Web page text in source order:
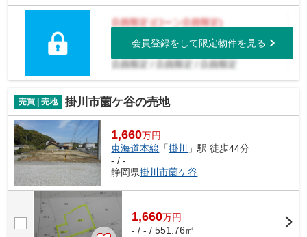
会員登録をして限定物件を見る
売買 | 売地 掛川市薗ケ谷の売地
1,660万円
東海道本線 「掛川 」駅 徒歩44分
- / -
静岡県掛川市薗ケ谷
1,660万円
- / - / 551.76㎡